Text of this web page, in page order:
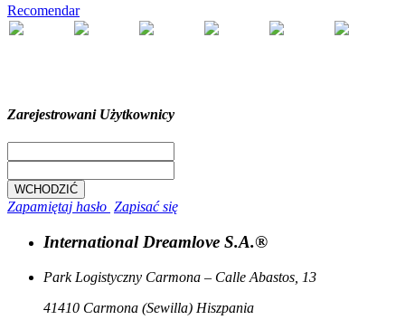
Recomendar
Zarejestrowani Użytkownicy
Zapamiętaj hasło Zapisać się
International Dreamlove S.A.®
Park Logistyczny Carmona – Calle Abastos, 13
41410 Carmona (Sewilla) Hiszpania